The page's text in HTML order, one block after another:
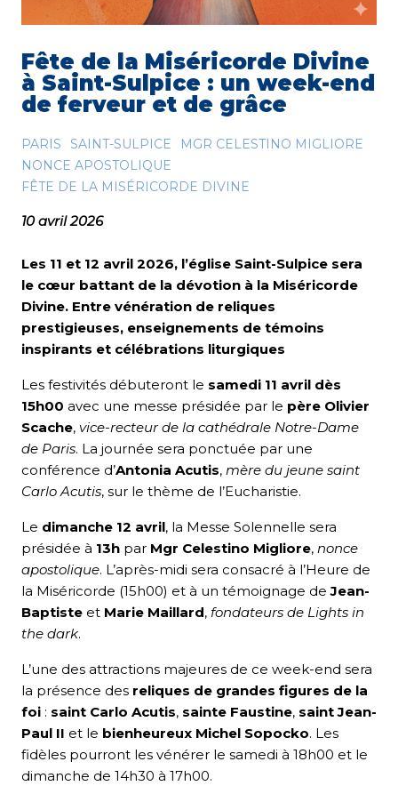
Fête de la Miséricorde Divine
à Saint-Sulpice : un week-end
de ferveur et de grâce
PARIS SAINT-SULPICE
MGR CELESTINO MIGLIORE
NONCE APOSTOLIQUE
FÊTE DE LA MISÉRICORDE DIVINE
10 avril 2026
Les 11 et 12 avril 2026, l’église Saint-Sulpice sera
le cœur battant de la dévotion à la Miséricorde
Divine. Entre vénération de reliques
prestigieuses, enseignements de témoins
inspirants et célébrations liturgiques
Les festivités débuteront le samedi 11 avril dès
15h00 avec une messe présidée par le père Olivier
Scache, vice-recteur de la cathédrale Notre-Dame
de Paris. La journée sera ponctuée par une
conférence d’Antonia Acutis, mère du jeune saint
Carlo Acutis, sur le thème de l’Eucharistie.
Le dimanche 12 avril, la Messe Solennelle sera
présidée à 13h par Mgr Celestino Migliore, nonce
apostolique. L’après-midi sera consacré à l’Heure de
la Miséricorde (15h00) et à un témoignage deJean-
Baptiste et Marie Maillard, fondateurs de Lights in
the dark.
L’une des attractions majeures de ce week-end sera
la présence des reliques de grandes figures de la
foi : saint Carlo Acutis, sainte Faustine, saint Jean-
Paul II et le bienheureux Michel Sopocko. Les
fidèles pourront les vénérer le samedi à 18h00 et le
dimanche de 14h30 à 17h00.